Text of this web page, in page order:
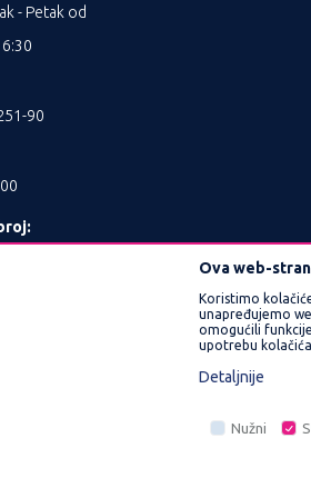
- Petak od
90
Nastojimo da budemo što precizniji u
prikazani na sajtu su deo naše ponude i
Ova web-
Koristimo
unapređujemo
omogućili
upotrebu
Detaljnije
Nužni